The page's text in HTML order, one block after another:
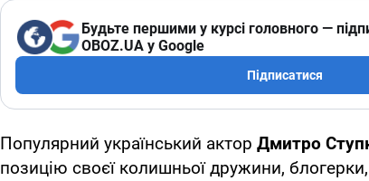
Будьте першими у курсі головного —
OBOZ.UA у Google
Підписатися
Популярний український актор Дмитро
позицію своєї колишньої дружини, блогерки,